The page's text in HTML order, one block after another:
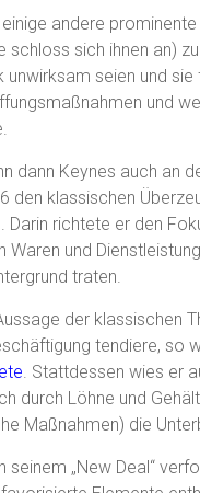
andere
schloss sich ihnen an)
seien und
und
dann Keynes auch an
den klassischen
richtete er den
und
traten.
der klassischen
tendiere, so
. Stattdessen wies er
durch Löhne und
Maßnahmen) die
seinem „New Deal“